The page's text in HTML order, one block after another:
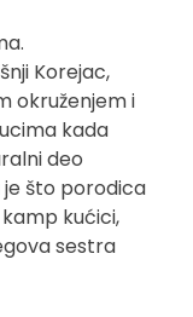
Korejac,
okruženjem i
kada
deo
je što porodica
kućici,
sestra